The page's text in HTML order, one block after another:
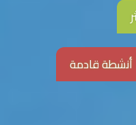
أنشطة قادمة